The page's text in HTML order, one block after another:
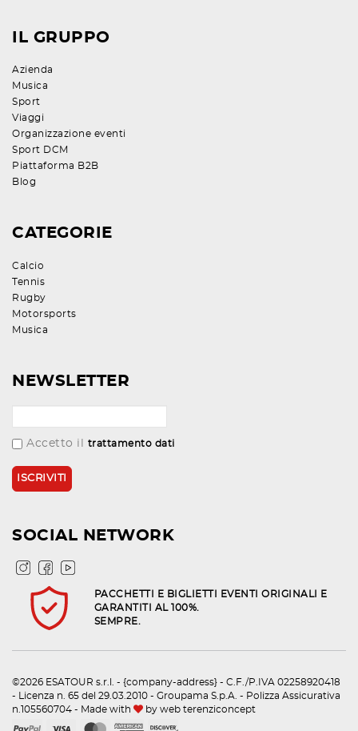
IL GRUPPO
Azienda
Musica
Sport
Viaggi
Organizzazione eventi
Sport DCM
Piattaforma B2B
Blog
CATEGORIE
Calcio
Tennis
Rugby
Motorsports
Musica
NEWSLETTER
Accetto il trattamento dati
SOCIAL NETWORK
PACCHETTI E BIGLIETTI EVENTI ORIGINALI E
GARANTITI AL 100%.
SEMPRE.
©2026 ESATOUR s.r.l. - {company-address} - C.F./P.IVA 02258920418
- Licenza n. 65 del 29.03.2010 - Groupama S.p.A. - Polizza Assicurativa
n.105560704 - Made with
by web terenziconcept